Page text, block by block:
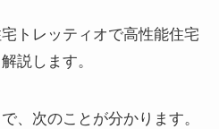
トレッティオで高性能住宅
説します。
、次のことが分かります。